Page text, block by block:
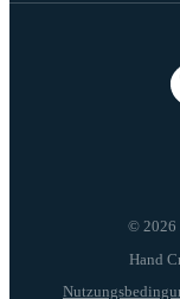
© 2026